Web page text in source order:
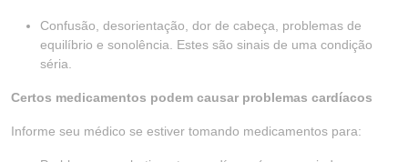
Confusão, desorientação, dor de cabeça, problemas de
equilíbrio e sonolência. Estes são sinais de uma condição
séria.
Certos medicamentos podem causar problemas cardíacos
Informe seu médico se estiver tomando medicamentos para: